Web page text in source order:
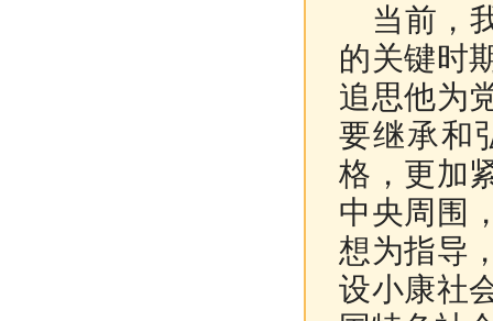
当前，
的关键时
追思他为
要继承和
格，更加
中央周围
想为指导
设小康社